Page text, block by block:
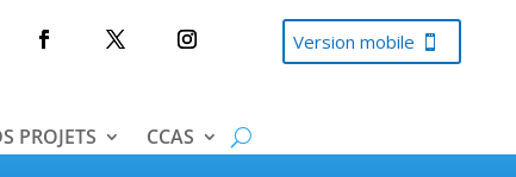
Version mobile
PROJETS CCAS